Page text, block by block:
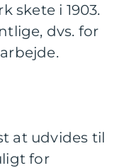
skete i 1903.
dvs. for
at udvides til
for